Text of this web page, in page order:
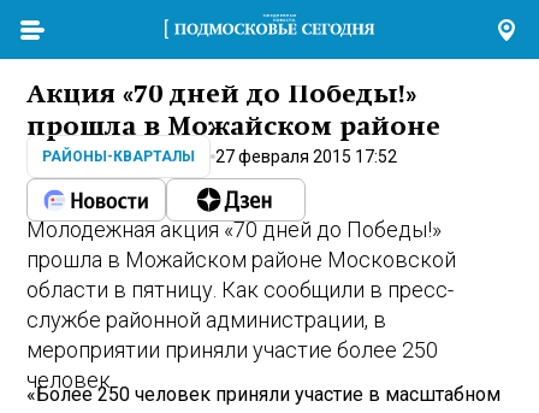
Акция «70 дней до Победы!»
прошла в Можайском районе
РАЙОНЫ-КВАРТАЛЫ 27 февраля 2015 17:52
Молодежная акция «70 дней до Победы!»
прошла в Можайском районе Московской
области в пятницу. Как сообщили в пресс-
службе районной администрации, в
мероприятии приняли участие более 250
человек.
«Более 250 человек приняли участие в масштабном